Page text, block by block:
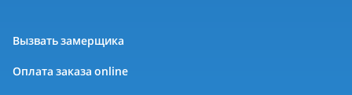
Вызвать замерщика
Оплата заказа online